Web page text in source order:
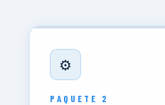
⚙️
PAQUETE 2